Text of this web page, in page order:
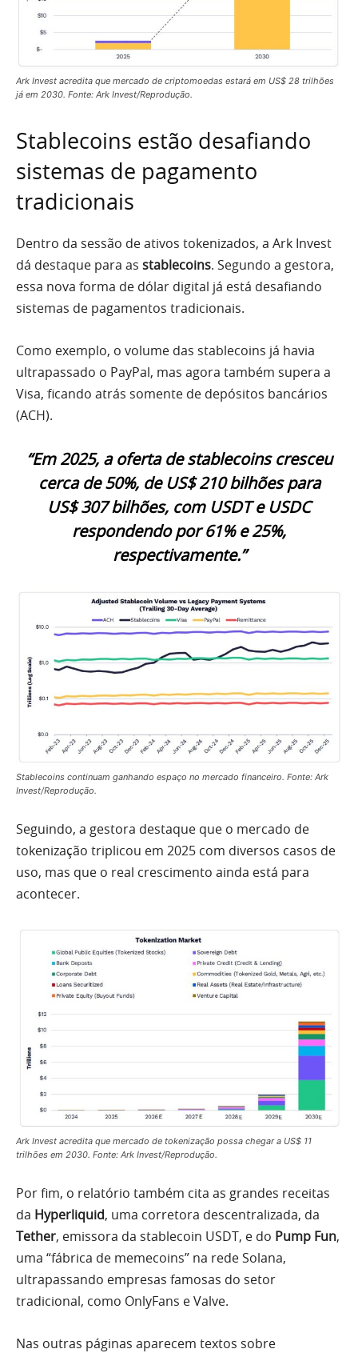
Ark Invest acredita que mercado de criptomoedas estará em US$ 28 trilhões
já em 2030. Fonte: Ark Invest/Reprodução.
Stablecoins estão desafiando
sistemas de pagamento
tradicionais
Dentro da sessão de ativos tokenizados, a Ark Invest
dá destaque para as stablecoins. Segundo a gestora,
essa nova forma de dólar digital já está desafiando
sistemas de pagamentos tradicionais.
Como exemplo, o volume das stablecoins já havia
ultrapassado o PayPal, mas agora também supera a
Visa, ficando atrás somente de depósitos bancários
(ACH).
“Em 2025, a oferta de stablecoins cresceu
cerca de 50%, de US$ 210 bilhões para
US$ 307 bilhões, com USDT e USDC
respondendo por 61% e 25%,
respectivamente.”
Stablecoins continuam ganhando espaço no mercado financeiro. Fonte: Ark
Invest/Reprodução.
Seguindo, a gestora destaque que o mercado de
tokenização triplicou em 2025 com diversos casos de
uso, mas que o real crescimento ainda está para
acontecer.
Ark Invest acredita que mercado de tokenização possa chegar a US$ 11
trilhões em 2030. Fonte: Ark Invest/Reprodução.
Por fim, o relatório também cita as grandes receitas
da Hyperliquid, uma corretora descentralizada, da
Tether, emissora da stablecoin USDT, e do Pump Fun,
uma “fábrica de memecoins” na rede Solana,
ultrapassando empresas famosas do setor
tradicional, como OnlyFans e Valve.
Nas outras páginas aparecem textos sobre